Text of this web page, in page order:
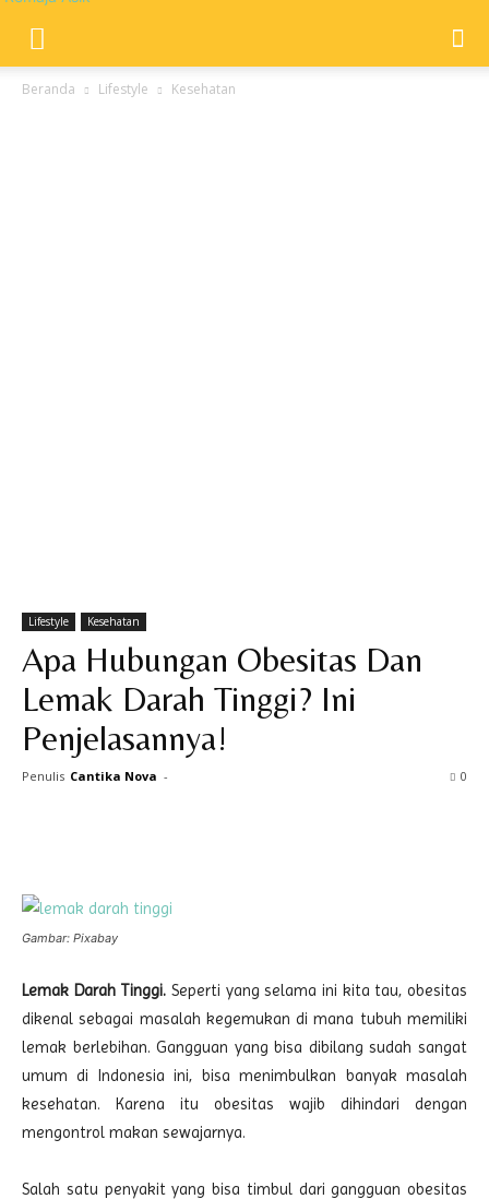
Beranda Lifestyle Kesehatan
Lifestyle Kesehatan
Apa Hubungan Obesitas Dan
Lemak Darah Tinggi? Ini
Penjelasannya!
Penulis Cantika Nova - 0
Gambar: Pixabay
Lemak Darah Tinggi. Seperti yang selama ini kita tau, obesitas
dikenal sebagai masalah kegemukan di mana tubuh memiliki
lemak berlebihan. Gangguan yang bisa dibilang sudah sangat
umum di Indonesia ini, bisa menimbulkan banyak masalah
kesehatan. Karena itu obesitas wajib dihindari dengan
mengontrol makan sewajarnya.
Salah satu penyakit yang bisa timbul dari gangguan obesitas